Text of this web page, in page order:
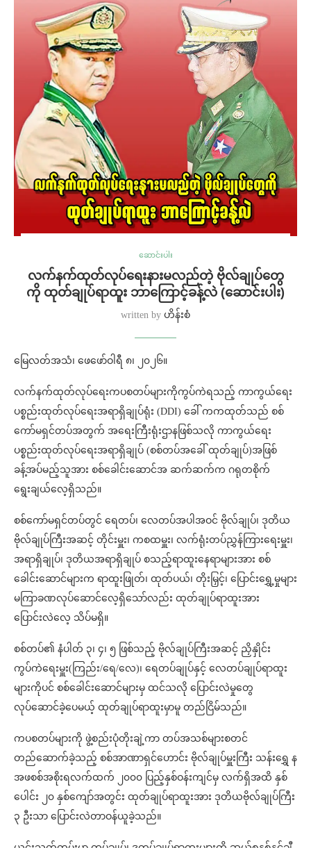
ဆောင်းပါး
လက်နက်ထုတ်လုပ်ရေးနားမလည်တဲ့ ဗိုလ်ချုပ်တွေ
ကို ထုတ်ချုပ်ရာထူး ဘာကြောင့်ခန့်လဲ (ဆောင်းပါး)
written by ဟိန်းစံ
မြေလတ်အသံ၊ ဖေဖော်ဝါရီ ၈၊ ၂၀၂၆။
လက်နက်ထုတ်လုပ်ရေးကပစတပ်များကိုကွပ်ကဲရသည့် ကာကွယ်ရေး
ပစ္စည်းထုတ်လုပ်ရေးအရာရှိချုပ်ရုံး (DDI) ခေါ် ကကထုတ်သည် စစ်
ကော်မရှင်တပ်အတွက် အရေးကြီးရုံးဌာနဖြစ်သလို ကာကွယ်ရေး
ပစ္စည်းထုတ်လုပ်ရေးအရာရှိချုပ် (စစ်တပ်အခေါ် ထုတ်ချုပ်)အဖြစ်
ခန့်အပ်မည့်သူအား စစ်ခေါင်းဆောင်အ ဆက်ဆက်က ဂရုတစိုက်
ရွေးချယ်လေ့ရှိသည်။
စစ်ကော်မရှင်တပ်တွင် ရေတပ်၊ လေတပ်အပါအဝင် ဗိုလ်ချုပ်၊ ဒုတိယ
ဗိုလ်ချုပ်ကြီးအဆင့် တိုင်းမှူး၊ ကစထမှူး၊ လက်ရုံးတပ်ညွှန်ကြားရေးမှူး၊
အရာရှိချုပ်၊ ဒုတိယအရာရှိချုပ် စသည့်ရာထူးနေရာများအား စစ်
ခေါင်းဆောင်များက ရာထူးဖြုတ်၊ ထုတ်ပယ်၊ တိုးမြှင့်၊ ပြောင်းရွှေ့မှုများ
မကြာခဏလုပ်ဆောင်လေ့ရှိသော်လည်း ထုတ်ချုပ်ရာထူးအား
ပြောင်းလဲလေ့ သိပ်မရှိ။
စစ်တပ်၏ နံပါတ် ၃၊ ၄၊ ၅ ဖြစ်သည့် ဗိုလ်ချုပ်ကြီးအဆင့် ညှိနှိုင်း
ကွပ်ကဲရေးမှူး(ကြည်း/ရေ/လေ)၊ ရေတပ်ချုပ်နှင့် လေတပ်ချုပ်ရာထူး
များကိုပင် စစ်ခေါင်းဆောင်များမှ ထင်သလို ပြောင်းလဲမှုတွေ
လုပ်ဆောင်ခဲ့ပေမယ့် ထုတ်ချုပ်ရာထူးမှာမူ တည်ငြိမ်သည်။
ကပစတပ်များကို ဖွဲ့စည်းပုံတိုးချဲ့ကာ တပ်အသစ်များစတင်
တည်ဆောက်ခဲ့သည့် စစ်အာဏာရှင်ဟောင်း ဗိုလ်ချုပ်မှူးကြီး သန်းရွှေ န
အဖစစ်အစိုးရလက်ထက် ၂၀၀၀ ပြည့်နှစ်ဝန်းကျင်မှ လက်ရှိအထိ နှစ်
ပေါင်း ၂၀ နှစ်ကျော်အတွင်း ထုတ်ချုပ်ရာထူးအား ဒုတိယဗိုလ်ချုပ်ကြီး
၃ ဦးသာ ပြောင်းလဲတာဝန်ယူခဲ့သည်။